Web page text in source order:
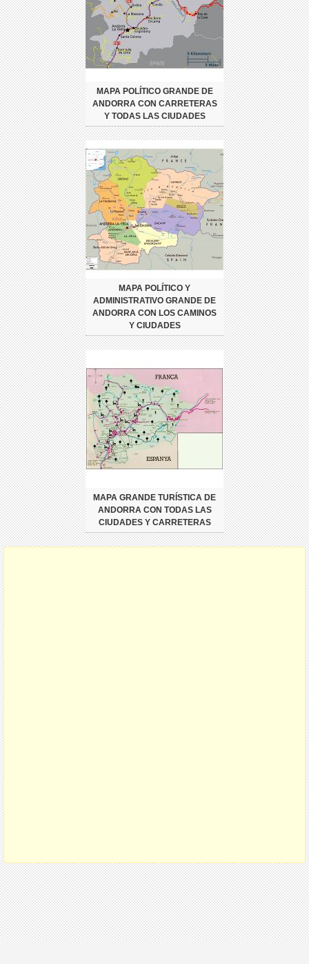
MAPA POLÍTICO GRANDE DE
ANDORRA CON CARRETERAS
Y TODAS LAS CIUDADES
MAPA POLÍTICO Y
ADMINISTRATIVO GRANDE DE
ANDORRA CON LOS CAMINOS
Y CIUDADES
MAPA GRANDE TURÍSTICA DE
ANDORRA CON TODAS LAS
CIUDADES Y CARRETERAS